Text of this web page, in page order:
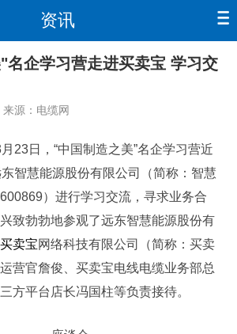
资讯
名企学习营走进买卖宝 学习交
来源： 电缆网
月23日，“中国制造之美”名企学习营近
智慧能源股份有限公司（简称：智慧
）进行学习交流，寻求业务合
致勃勃地参观了远东智慧能源股份有
买卖宝网络科技有限公司（简称：买卖
营官詹俊、买卖宝电线电缆业务部总
方平台店长冯国柱等负责接待。